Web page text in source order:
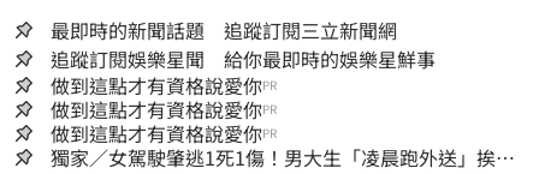
最即時的新聞話題 追蹤訂閱三立新聞網
追蹤訂閱娛樂星聞 給你最即時的娛樂星鮮事
做到這點才有資格說愛你PR
做到這點才有資格說愛你PR
做到這點才有資格說愛你PR
獨家／女駕駛肇逃1死1傷！男大生「凌晨跑外送」挨